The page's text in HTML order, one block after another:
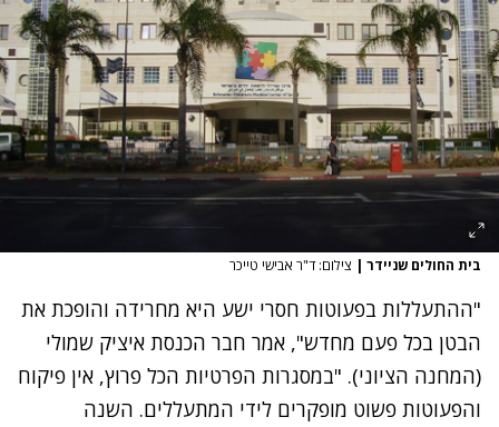
בית החולים שניידר | צילום: ד"ר אבישי טייכר
"ההתעללות בפעוטות חסרי ישע היא מחרידה והופכת את
הבטן בכל פעם מחדש", אמר חבר הכנסת איציק שמולי
(המחנה הציוני). "במסגרות הפרטיות הכל פרוץ, אין פיקוח
והפעוטות פשוט מופקרים לידי המתעללים. השנה